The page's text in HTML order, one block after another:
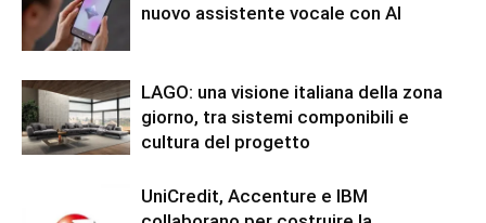
nuovo assistente vocale con AI
LAGO: una visione italiana della zona
giorno, tra sistemi componibili e
cultura del progetto
UniCredit, Accenture e IBM